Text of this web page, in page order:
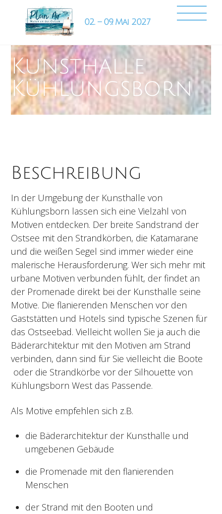
content
Kunsthalle
Kühlungsborn
Beschreibung
In der Umgebung der Kunsthalle von
Kühlungsborn lassen sich eine Vielzahl von
Motiven entdecken. Der breite Sandstrand der
Ostsee mit den Strandkörben, die Katamarane
und die weißen Segel sind immer wieder eine
malerische Herausforderung. Wer sich mehr mit
urbane Motiven verbunden fühlt, der findet an
der Promenade direkt bei der Kunsthalle seine
Motive. Die flanierenden Menschen vor den
Gaststätten und Hotels sind typische Szenen für
das Ostseebad. Vielleicht wollen Sie ja auch die
Bäderarchitektur mit den Motiven am Strand
verbinden, dann sind für Sie vielleicht die Boote
oder die Strandkörbe vor der Silhouette von
Kühlungsborn West das Passende.
Als Motive empfehlen sich z.B.
die Bäderarchitektur der Kunsthalle und
umgebenen Gebäude
die Promenade mit den flanierenden
Menschen
der Strand mit den Booten und
To